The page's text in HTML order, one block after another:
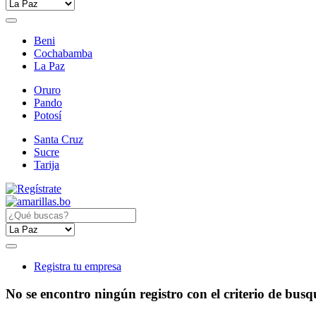
Beni
Cochabamba
La Paz
Oruro
Pando
Potosí
Santa Cruz
Sucre
Tarija
Registra tu empresa
No se encontro ningún registro con el criterio de